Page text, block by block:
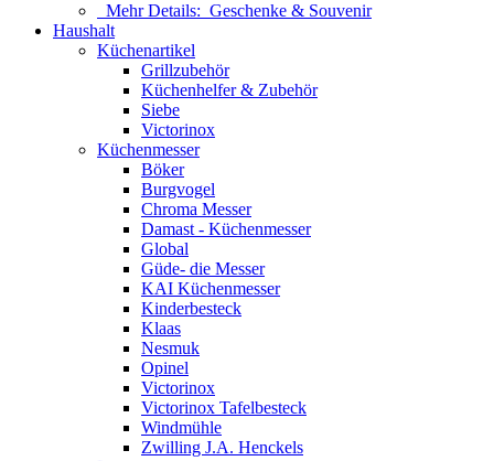
Mehr Details: Geschenke & Souvenir
Haushalt
Küchenartikel
Grillzubehör
Küchenhelfer & Zubehör
Siebe
Victorinox
Küchenmesser
Böker
Burgvogel
Chroma Messer
Damast - Küchenmesser
Global
Güde- die Messer
KAI Küchenmesser
Kinderbesteck
Klaas
Nesmuk
Opinel
Victorinox
Victorinox Tafelbesteck
Windmühle
Zwilling J.A. Henckels